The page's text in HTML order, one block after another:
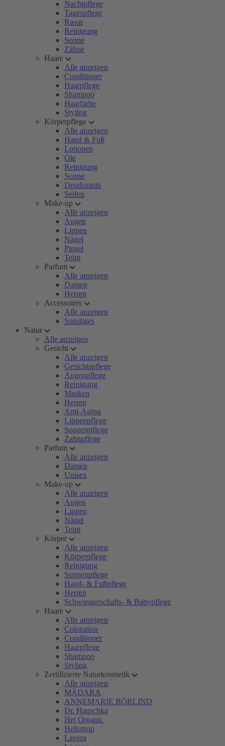
Nachtpflege
Tagespflege
Rasur
Reinigung
Sonne
Zähne
Haare
Alle anzeigen
Conditioner
Haarpflege
Shampoo
Haarfarbe
Styling
Körperpflege
Alle anzeigen
Hand & Fuß
Lotionen
Öle
Reinigung
Sonne
Deodorants
Seifen
Make-up
Alle anzeigen
Augen
Lippen
Nägel
Pinsel
Teint
Parfum
Alle anzeigen
Damen
Herren
Accessoires
Alle anzeigen
Sonstiges
Natur
Alle anzeigen
Gesicht
Alle anzeigen
Gesichtspflege
Augenpflege
Reinigung
Masken
Herren
Anti-Aging
Lippenpflege
Sonnenpflege
Zahnpflege
Parfum
Alle anzeigen
Damen
Unisex
Make-up
Alle anzeigen
Augen
Lippen
Nägel
Teint
Körper
Alle anzeigen
Körperpflege
Reinigung
Sonnenpflege
Hand- & Fußpflege
Herren
Schwangerschafts- & Babypflege
Haare
Alle anzeigen
Coloration
Conditioner
Haarpflege
Shampoo
Styling
Zertifizierte Naturkosmetik
Alle anzeigen
MÁDARA
ANNEMARIE BÖRLIND
Dr. Hauschka
Hej Organic
Heliotrop
Lavera